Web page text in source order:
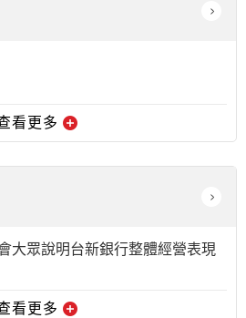
看更多
大眾說明台新銀行整體經營表現
看更多